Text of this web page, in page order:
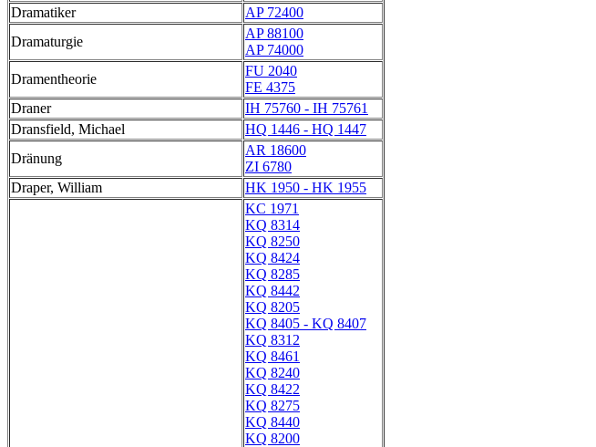
Dramatiker
AP 72400
Dramaturgie
AP 88100
AP 74000
Dramentheorie
FU 2040
FE 4375
Draner
IH 75760 - IH 75761
Dransfield, Michael
HQ 1446 - HQ 1447
Dränung
AR 18600
ZI 6780
Draper, William
HK 1950 - HK 1955
KC 1971
KQ 8314
KQ 8250
KQ 8424
KQ 8285
KQ 8442
KQ 8205
KQ 8405 - KQ 8407
KQ 8312
KQ 8461
KQ 8240
KQ 8422
KQ 8275
KQ 8440
KQ 8200